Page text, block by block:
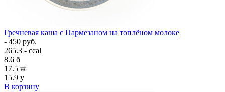
Гречневая каша с Пармезаном на топлёном молоке
- 450 руб.
265.3 - ccal
8.6 б
17.5 ж
15.9 у
В корзину